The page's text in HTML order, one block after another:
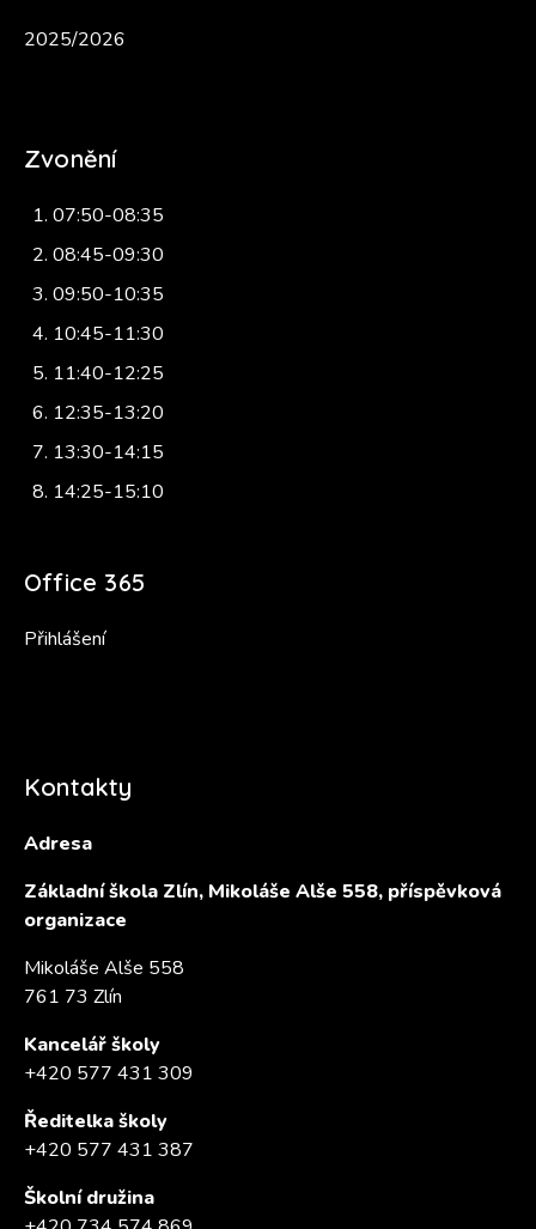
2025/2026
Zvonění
07:50-08:35
08:45-09:30
09:50-10:35
10:45-11:30
11:40-12:25
12:35-13:20
13:30-14:15
14:25-15:10
Office 365
Přihlášení
Kontakty
Adresa
Základní škola Zlín, Mikoláše Alše 558, příspěvková
organizace
Mikoláše Alše 558
761 73 Zlín
Kancelář školy
+420 577 431 309
Ředitelka školy
+420 577 431 387
Školní družina